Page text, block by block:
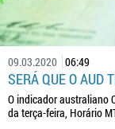
09.03.2020 06:49
SERÁ QUE O AUD
O indicador australiano
da terça-feira, Horário